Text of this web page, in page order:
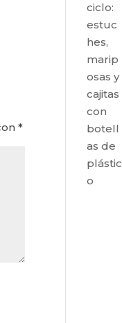
*
ciclo:
estuc
hes,
marip
osas y
cajitas
con
botell
as de
plástic
o